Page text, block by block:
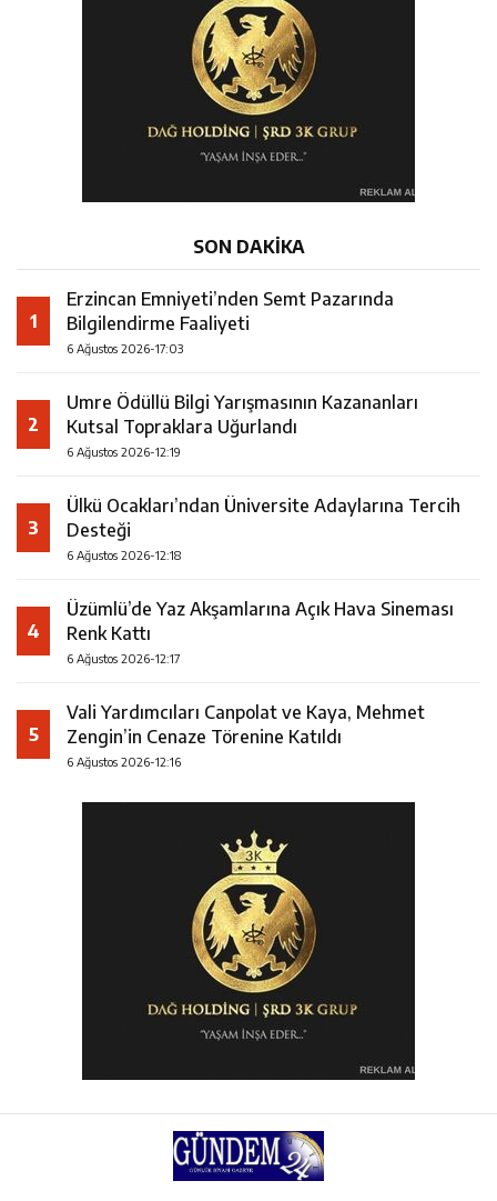
SON DAKİKA
1
Erzincan Emniyeti’nden Semt Pazarında
Bilgilendirme Faaliyeti
6 Ağustos 2026-17:03
2
Umre Ödüllü Bilgi Yarışmasının Kazananları
Kutsal Topraklara Uğurlandı
6 Ağustos 2026-12:19
3
Ülkü Ocakları’ndan Üniversite Adaylarına Tercih
Desteği
6 Ağustos 2026-12:18
4
Üzümlü’de Yaz Akşamlarına Açık Hava Sineması
Renk Kattı
6 Ağustos 2026-12:17
5
Vali Yardımcıları Canpolat ve Kaya, Mehmet
Zengin’in Cenaze Törenine Katıldı
6 Ağustos 2026-12:16